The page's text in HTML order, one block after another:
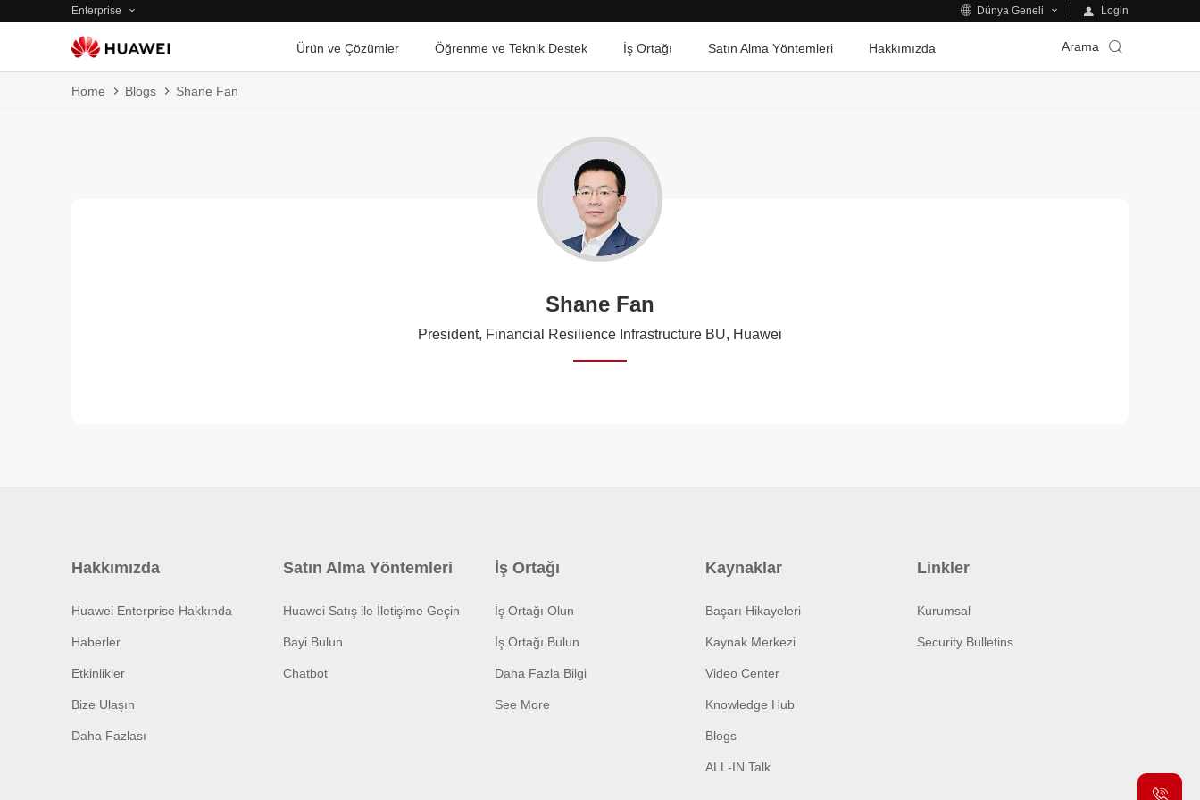
Enterprise Dünya Geneli Login
Ürün ve Çözümler Öğrenme ve Teknik Destek İş Ortağı Satın Alma Yöntemleri Hakkımızda Arama
Home Blogs Shane Fan
Shane Fan
President, Financial Resilience Infrastructure BU, Huawei
Hakkımızda
Huawei Enterprise Hakkında
Haberler
Etkinlikler
Bize Ulaşın
Daha Fazlası
Satın Alma Yöntemleri
Huawei Satış ile İletişime Geçin
Bayi Bulun
Chatbot
İş Ortağı
İş Ortağı Olun
İş Ortağı Bulun
Daha Fazla Bilgi
See More
Kaynaklar
Başarı Hikayeleri
Kaynak Merkezi
Video Center
Knowledge Hub
Blogs
ALL-IN Talk
Linkler
Kurumsal
Security Bulletins